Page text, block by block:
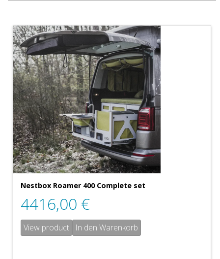
Nestbox Roamer 400 Complete set
4416,00 €
View product In den Warenkorb